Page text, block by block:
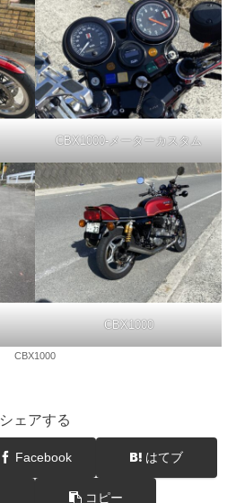
CBX1000-メーターカスタム
CBX1000
CBX1000
シェアする
Facebook はてブ
コピー